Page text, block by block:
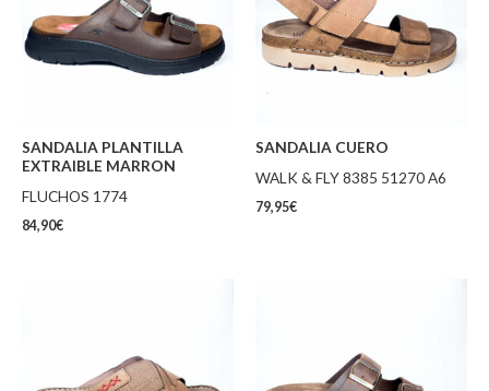
SANDALIA PLANTILLA
EXTRAIBLE MARRON
FLUCHOS 1774
84,90€
SANDALIA CUERO
WALK & FLY 8385 51270 A6
79,95€